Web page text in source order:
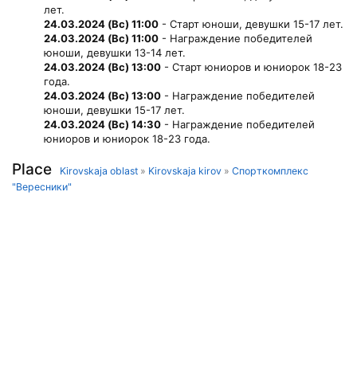
лет.
24.03.2024 (Вс) 11:00 - Старт юноши, девушки 15-17 лет.
24.03.2024 (Вс) 11:00 - Награждение победителей
юноши, девушки 13-14 лет.
24.03.2024 (Вс) 13:00 - Старт юниоров и юниорок 18-23
года.
24.03.2024 (Вс) 13:00 - Награждение победителей
юноши, девушки 15-17 лет.
24.03.2024 (Вс) 14:30 - Награждение победителей
юниоров и юниорок 18-23 года.
Place Kirovskaja oblast » Kirovskaja kirov » Спорткомплекс
"Вересники"